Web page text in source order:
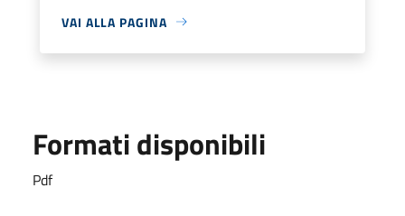
VAI ALLA PAGINA
Formati disponibili
Pdf